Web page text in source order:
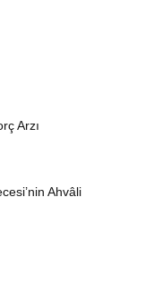
Arzı
Ahvâli